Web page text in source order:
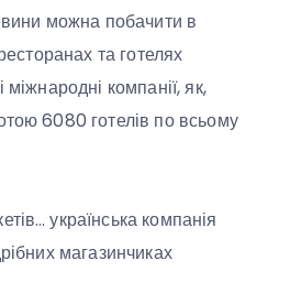
можна побачити в
та готелях
компанії, як,
6080 готелів по всьому
українська компанія
магазинчиках